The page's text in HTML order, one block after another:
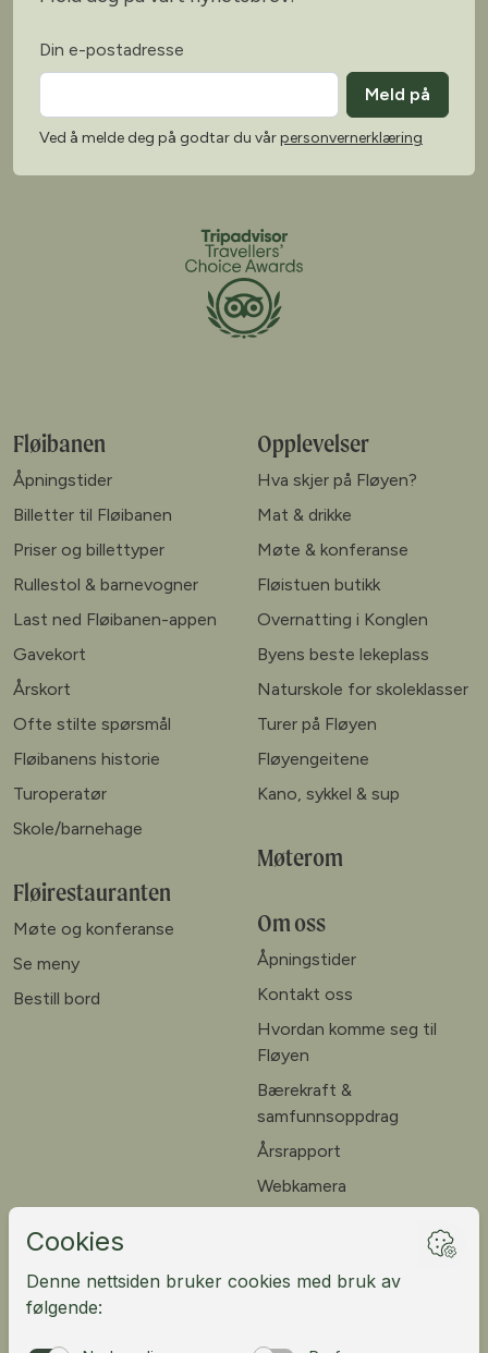
Din e-postadresse
Meld på
Ved å melde deg på godtar du vårpersonvernerklæring
Fløibanen
Åpningstider
Billetter til Fløibanen
Priser og billettyper
Rullestol & barnevogner
Last ned Fløibanen-appen
Gavekort
Årskort
Ofte stilte spørsmål
Fløibanens historie
Turoperatør
Skole/barnehage
Fløirestauranten
Møte og konferanse
Se meny
Bestill bord
Opplevelser
Hva skjer på Fløyen?
Mat & drikke
Møte & konferanse
Fløistuen butikk
Overnatting i Konglen
Byens beste lekeplass
Naturskole for skoleklasser
Turer på Fløyen
Fløyengeitene
Kano, sykkel & sup
Møterom
Om oss
Åpningstider
Kontakt oss
Hvordan komme seg til
Fløyen
Bærekraft &
samfunnsoppdrag
Årsrapport
Webkamera